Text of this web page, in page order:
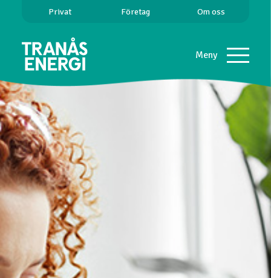
Privat Företag Om oss
Meny